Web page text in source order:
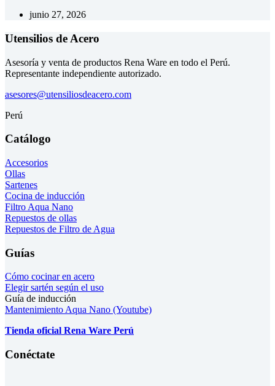
junio 27, 2026
Utensilios de Acero
Asesoría y venta de productos Rena Ware en todo el Perú.
Representante independiente autorizado.
asesores@utensiliosdeacero.com
Perú
Catálogo
Accesorios
Ollas
Sartenes
Cocina de inducción
Filtro Aqua Nano
Repuestos de ollas
Repuestos de Filtro de Agua
Guías
Cómo cocinar en acero
Elegir sartén según el uso
Guía de inducción
Mantenimiento Aqua Nano (Youtube)
Tienda oficial Rena Ware Perú
Conéctate